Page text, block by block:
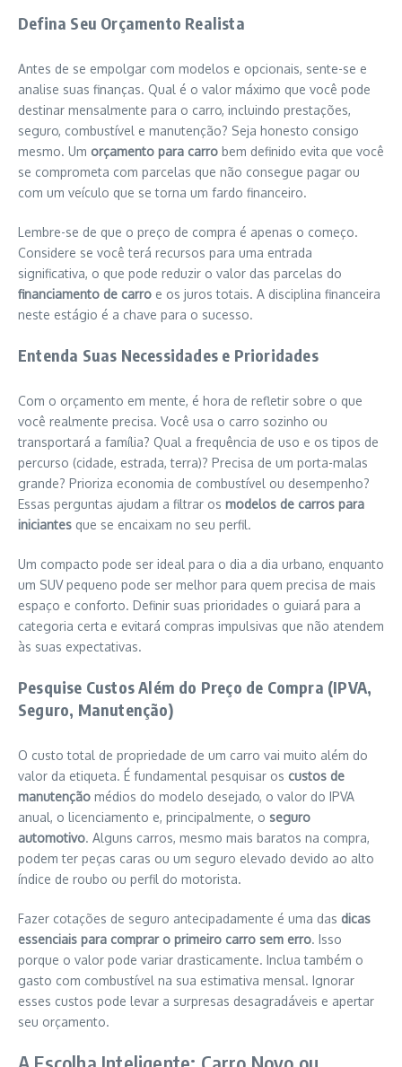
Defina Seu Orçamento Realista
Antes de se empolgar com modelos e opcionais, sente-se e
analise suas finanças. Qual é o valor máximo que você pode
destinar mensalmente para o carro, incluindo prestações,
seguro, combustível e manutenção? Seja honesto consigo
mesmo. Um orçamento para carro bem definido evita que você
se comprometa com parcelas que não consegue pagar ou
com um veículo que se torna um fardo financeiro.
Lembre-se de que o preço de compra é apenas o começo.
Considere se você terá recursos para uma entrada
significativa, o que pode reduzir o valor das parcelas do
financiamento de carro e os juros totais. A disciplina financeira
neste estágio é a chave para o sucesso.
Entenda Suas Necessidades e Prioridades
Com o orçamento em mente, é hora de refletir sobre o que
você realmente precisa. Você usa o carro sozinho ou
transportará a família? Qual a frequência de uso e os tipos de
percurso (cidade, estrada, terra)? Precisa de um porta-malas
grande? Prioriza economia de combustível ou desempenho?
Essas perguntas ajudam a filtrar os modelos de carros para
iniciantes que se encaixam no seu perfil.
Um compacto pode ser ideal para o dia a dia urbano, enquanto
um SUV pequeno pode ser melhor para quem precisa de mais
espaço e conforto. Definir suas prioridades o guiará para a
categoria certa e evitará compras impulsivas que não atendem
às suas expectativas.
Pesquise Custos Além do Preço de Compra (IPVA,
Seguro, Manutenção)
O custo total de propriedade de um carro vai muito além do
valor da etiqueta. É fundamental pesquisar os custos de
manutenção médios do modelo desejado, o valor do IPVA
anual, o licenciamento e, principalmente, o seguro
automotivo. Alguns carros, mesmo mais baratos na compra,
podem ter peças caras ou um seguro elevado devido ao alto
índice de roubo ou perfil do motorista.
Fazer cotações de seguro antecipadamente é uma das dicas
essenciais para comprar o primeiro carro sem erro. Isso
porque o valor pode variar drasticamente. Inclua também o
gasto com combustível na sua estimativa mensal. Ignorar
esses custos pode levar a surpresas desagradáveis e apertar
seu orçamento.